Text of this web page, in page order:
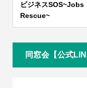
ビジネスSOS~Jobs
Rescue~
同窓会【公式